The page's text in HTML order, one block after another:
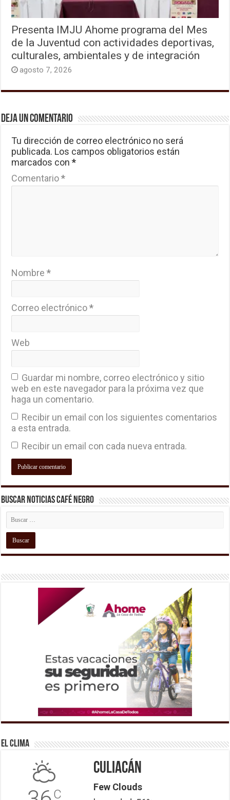
Presenta IMJU Ahome programa del Mes
de la Juventud con actividades deportivas,
culturales, ambientales y de integración
agosto 7, 2026
Deja un comentario
Tu dirección de correo electrónico no será
publicada. Los campos obligatorios están
marcados con*
Comentario*
Nombre*
Correo electrónico*
Web
Guardar mi nombre, correo electrónico y sitio
web en este navegador para la próxima vez que
haga un comentario.
Recibir un email con los siguientes comentarios
a esta entrada.
Recibir un email con cada nueva entrada.
Buscar Noticias Café Negro
El Clima
C
Culiacán
Few Clouds